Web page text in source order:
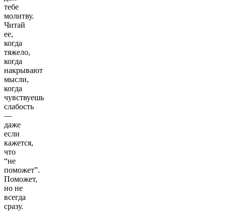
тебе
молитву.
Читай
ее,
когда
тяжело,
когда
накрывают
мысли,
когда
чувствуешь
слабость
—
даже
если
кажется,
что
“не
поможет”.
Поможет,
но не
всегда
сразу.